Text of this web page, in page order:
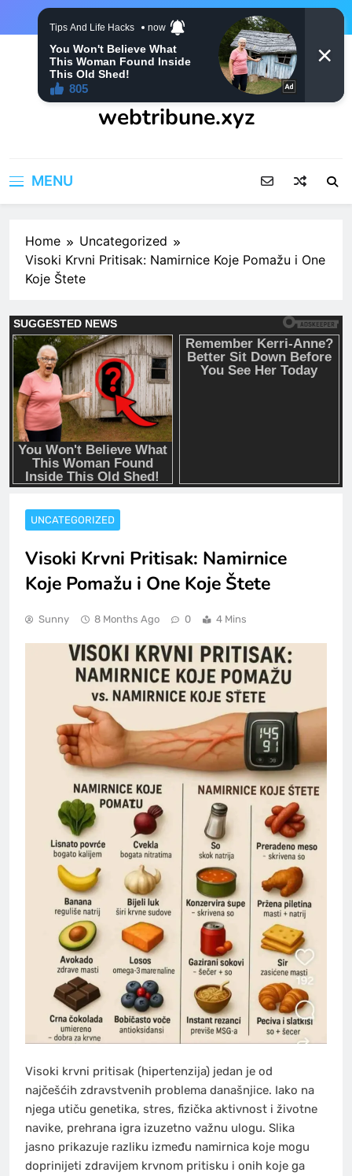
webtribune.xyz
MENU
Home
Uncategorized
Visoki Krvni Pritisak: Namirnice Koje Pomažu i One
Koje Štete
UNCATEGORIZED
Visoki Krvni Pritisak: Namirnice
Koje Pomažu i One Koje Štete
Sunny 8 Months Ago 0 4 Mins
Visoki krvni pritisak (hipertenzija) jedan je od
najčešćih zdravstvenih problema današnjice. Iako na
njega utiču genetika, stres, fizička aktivnost i životne
navike, prehrana igra izuzetno važnu ulogu. Slika
jasno prikazuje razliku između namirnica koje mogu
doprinijeti zdravijem krvnom pritisku i onih koje ga